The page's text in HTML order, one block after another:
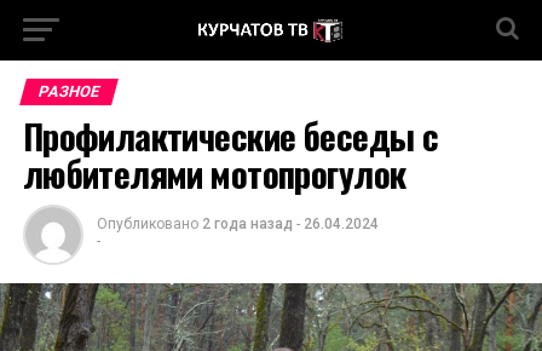
РАЗНОЕ
Профилактические беседы с
любителями мотопрогулок
Опубликовано 2 года назад - 26.04.2024
-